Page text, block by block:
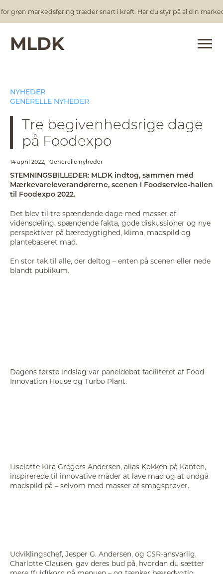
markedsføring træder snart i kraft. Har du styr på al din
MLDK
NYHEDER
GENERELLE NYHEDER
Tre begivenhedsrige dage
på Foodexpo
14 april 2022, Generelle nyheder
STEMNINGSBILLEDER: MLDK indtog, sammen med
Mærkevareleverandørerne, scenen i Foodservice-hallen
til Foodexpo 2022.
Det blev til tre spændende dage med masser af
vidensdeling, spændende fakta, gode diskussioner og nye
perspektiver på bæredygtighed, klima, madspild og
plantebaseret mad.
En stor tak til alle, der deltog – enten på scenen eller nede
blandt publikum.
Dagens første indslag var paneldebat faciliteret af Food
Innovation House og Turbo Plant.
Liselotte Kira Gregers Andersen, alias Kokken på Kanten,
inspirerede til innovative måder at lave mad og at undgå
madspild på – selvom med masser af smagsprøver.
Udviklingschef, Jesper G. Andersen, og CSR-ansvarlig,
Charlotte Clausen, gav deres bud på, hvordan du sætter